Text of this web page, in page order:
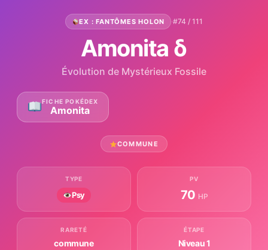
EX : FANTÔMES HOLON ·#74 / 111
Amonita δ
Évolution de Mystérieux Fossile
FICHE POKÉDEX
Amonita
COMMUNE
TYPE
Psy
PV
70 HP
RARETÉ
commune
ÉTAPE
Niveau 1